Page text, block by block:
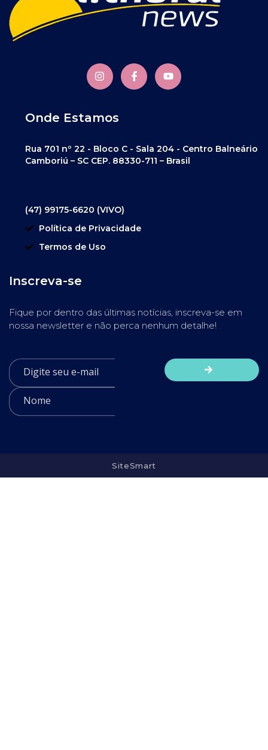
Onde Estamos
Rua 701 nº 22 - Bloco C - Sala 204 - Centro Balneário
Camboriú – SC CEP. 88330-711 – Brasil
(47) 99175-6620 (VIVO)
Política de Privacidade
Termos de Uso
Inscreva-se
Fique por dentro das últimas notícias, inscreva-se em
nossa newsletter e não perca nenhum detalhe!
SiteSmart